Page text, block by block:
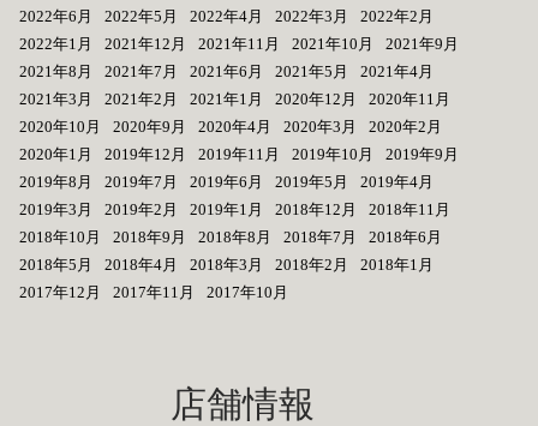
2022年6月 2022年5月 2022年4月 2022年3月
2022年2月
2022年1月
2021年12月 2021年11月 2021年10月
2021年9月
2021年8月
2021年7月 2021年6月 2021年5月
2021年4月
2021年3月
2021年2月 2021年1月 2020年12月
2020年11月
2020年10月
2020年9月 2020年4月 2020年3月
2020年2月
2020年1月
2019年12月 2019年11月 2019年10月
2019年9月
2019年8月
2019年7月 2019年6月 2019年5月
2019年4月
2019年3月
2019年2月 2019年1月 2018年12月
2018年11月
2018年10月
2018年9月 2018年8月 2018年7月
2018年6月
2018年5月
2018年4月 2018年3月 2018年2月
2018年1月
2017年12月
2017年11月 2017年10月
店舗情報